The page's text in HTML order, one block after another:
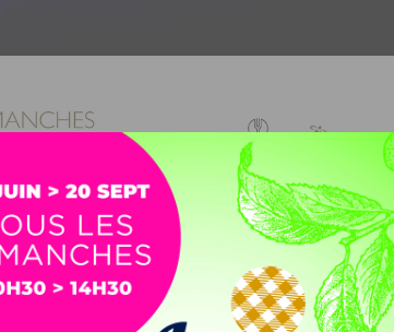
Song, le samedi 6 décembre. Il
apportera des conseils à la hauteur